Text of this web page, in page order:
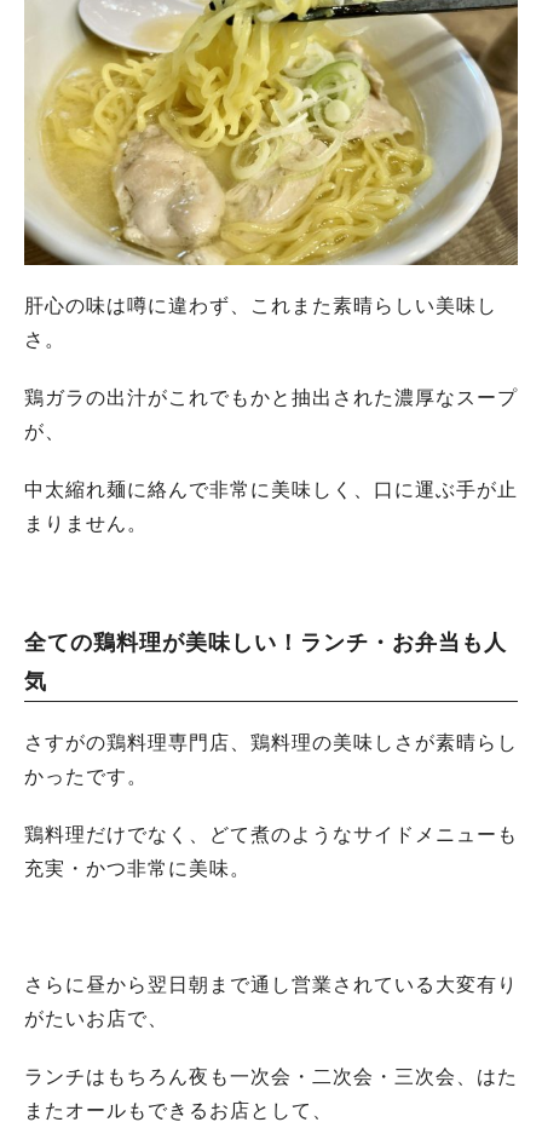
肝心の味は噂に違わず、これまた素晴らしい美味し
さ。
鶏ガラの出汁がこれでもかと抽出された濃厚なスープ
が、
中太縮れ麺に絡んで非常に美味しく、口に運ぶ手が止
まりません。
全ての鶏料理が美味しい！ランチ・お弁当も人
気
さすがの鶏料理専門店、鶏料理の美味しさが素晴らし
かったです。
鶏料理だけでなく、どて煮のようなサイドメニューも
充実・かつ非常に美味。
さらに昼から翌日朝まで通し営業されている大変有り
がたいお店で、
ランチはもちろん夜も一次会・二次会・三次会、はた
またオールもできるお店として、